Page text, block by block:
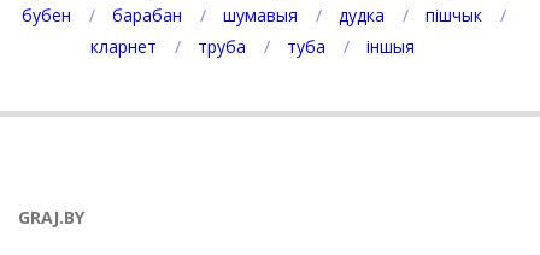
бубен
барабан шумавыя дудка
пішчык
кларнет
труба туба іншыя
GRAJ.BY